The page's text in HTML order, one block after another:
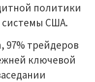
политики
системы США.
97% трейдеров
ключевой